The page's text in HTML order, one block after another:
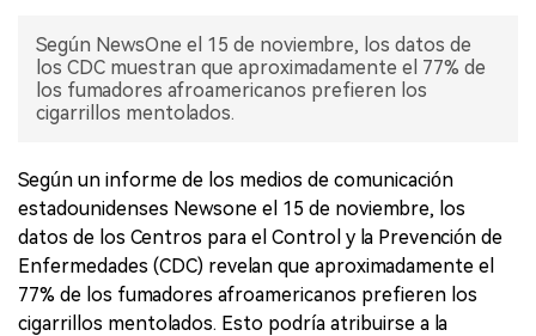
Según NewsOne el 15 de noviembre, los datos de
los CDC muestran que aproximadamente el 77% de
los fumadores afroamericanos prefieren los
cigarrillos mentolados.
Según un informe de los medios de comunicación
estadounidenses Newsone el 15 de noviembre, los
datos de los Centros para el Control y la Prevención de
Enfermedades (CDC) revelan que aproximadamente el
77% de los fumadores afroamericanos prefieren los
cigarrillos mentolados. Esto podría atribuirse a la